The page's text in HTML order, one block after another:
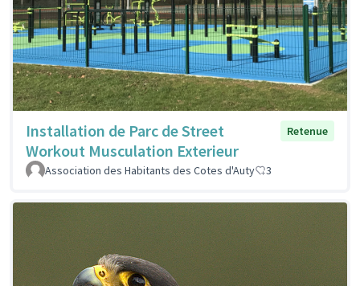
Installation de Parc de Street
Workout Musculation Exterieur
Retenue
Association des Habitants des Cotes d'Auty 3